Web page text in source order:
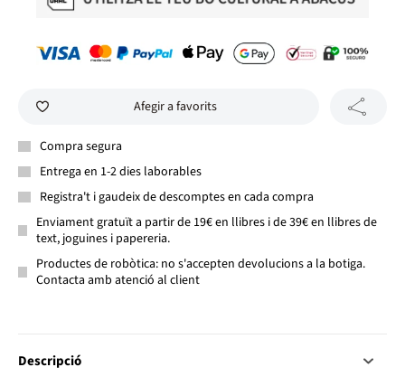
Afegir a favorits
Compra segura
Entrega en 1-2 dies laborables
Registra't i gaudeix de descomptes en cada compra
Enviament gratuït a partir de 19€ en llibres i de 39€ en llibres de
text, joguines i papereria.
Productes de robòtica: no s'accepten devolucions a la botiga.
Contacta amb atenció al client
Descripció